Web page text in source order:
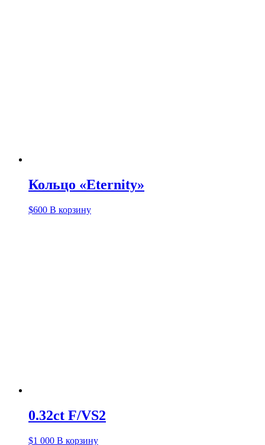
Кольцо «Eternity»
$600 В корзину
0.32ct F/VS2
$1 000 В корзину